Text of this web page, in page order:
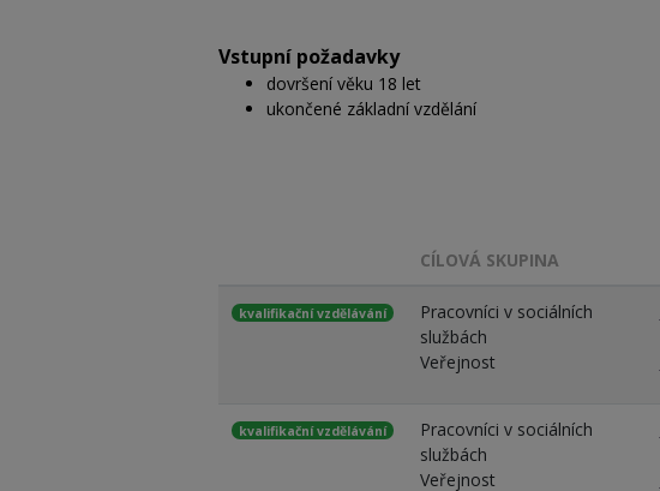
Vstupní požadavky
dovršení věku 18 let
ukončené základní vzdělání
CÍLOVÁ SKUPINA
kvalifikační vzdělávání
Pracovníci v sociálních
službách
Veřejnost
kvalifikační vzdělávání
Pracovníci v sociálních
službách
Veřejnost